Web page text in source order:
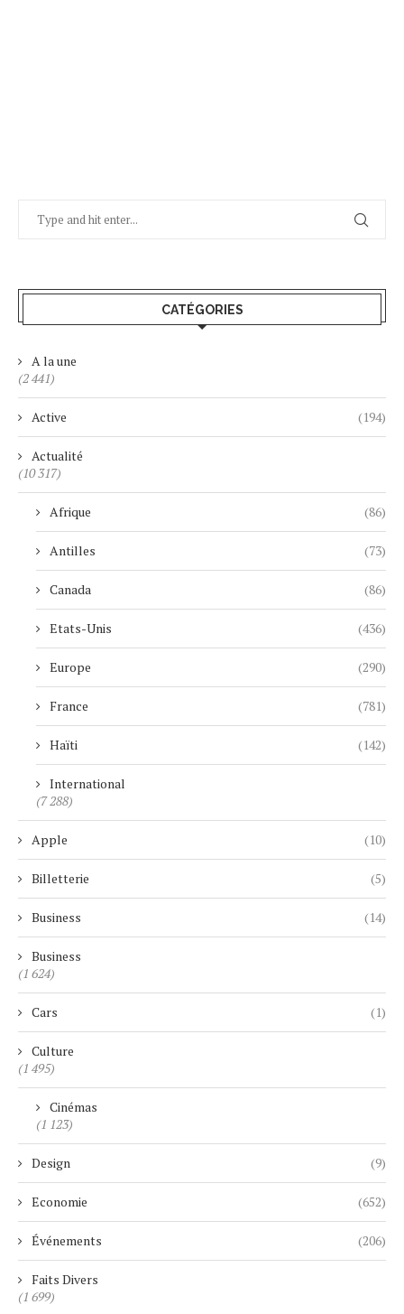
CATÉGORIES
A la une
(2 441)
Active (194)
Actualité
(10 317)
Afrique (86)
Antilles (73)
Canada (86)
Etats-Unis (436)
Europe (290)
France (781)
Haïti (142)
International
(7 288)
Apple (10)
Billetterie (5)
Business (14)
Business
(1 624)
Cars (1)
Culture
(1 495)
Cinémas
(1 123)
Design (9)
Economie (652)
Événements (206)
Faits Divers
(1 699)